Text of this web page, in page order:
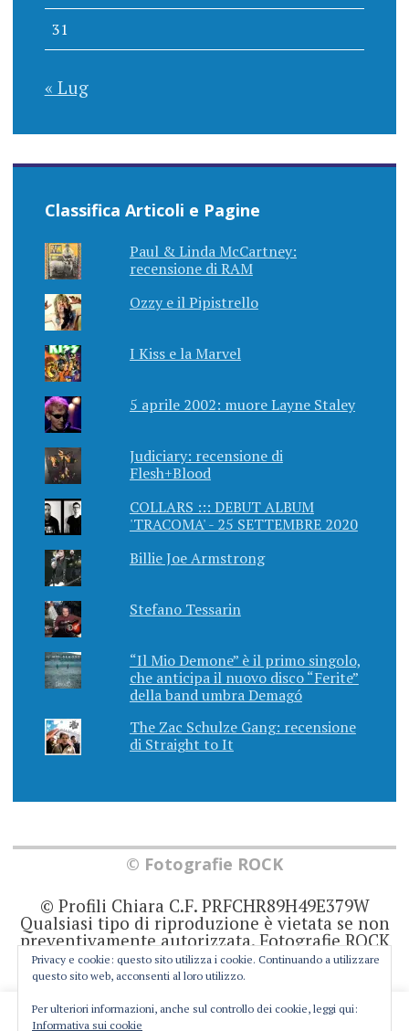
31
« Lug
Classifica Articoli e Pagine
Paul & Linda McCartney:
recensione di RAM
Ozzy e il Pipistrello
I Kiss e la Marvel
5 aprile 2002: muore Layne Staley
Judiciary: recensione di
Flesh+Blood
COLLARS ::: DEBUT ALBUM
'TRACOMA' - 25 SETTEMBRE 2020
Billie Joe Armstrong
Stefano Tessarin
“Il Mio Demone” è il primo singolo,
che anticipa il nuovo disco “Ferite”
della band umbra Demagó
The Zac Schulze Gang: recensione
di Straight to It
© Fotografie ROCK
© Profili Chiara C.F. PRFCHR89H49E379W
Qualsiasi tipo di riproduzione è vietata se non
preventivamente autorizzata. Fotografie ROCK
non rappresenta una testata giornalistica in
quanto viene aggiornato senza alcuna
prodotto editoriale ai sensi della legge 62 del
This website uses cookies to improve your experience. We'll
Privacy e cookie: questo sito utilizza i cookie. Continuando a utilizzare
questo sito web, acconsenti al loro utilizzo.
Per ulteriori informazioni, anche sul controllo dei cookie, leggi qui:
Informativa sui cookie